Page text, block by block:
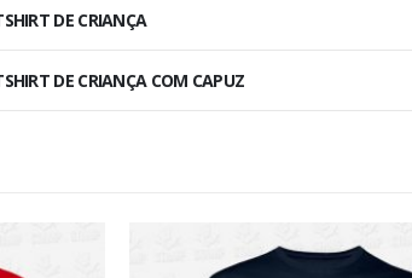
DE CRIANÇA
DE CRIANÇA COM CAPUZ